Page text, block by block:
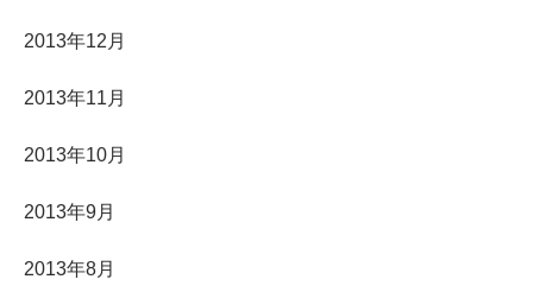
2013年12月
2013年11月
2013年10月
2013年9月
2013年8月